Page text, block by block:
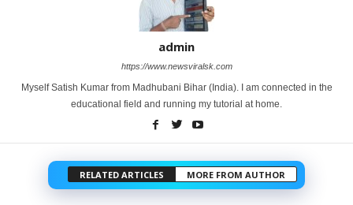
admin
https://www.newsviralsk.com
Myself Satish Kumar from Madhubani Bihar (India). I am connected in the
educational field and running my tutorial at home.
RELATED ARTICLES MORE FROM AUTHOR